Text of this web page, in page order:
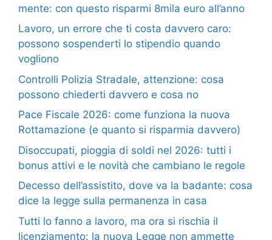
mente: con questo risparmi 8mila euro all’anno
Lavoro, un errore che ti costa davvero caro:
possono sospenderti lo stipendio quando
vogliono
Controlli Polizia Stradale, attenzione: cosa
possono chiederti davvero e cosa no
Pace Fiscale 2026: come funziona la nuova
Rottamazione (e quanto si risparmia davvero)
Disoccupati, pioggia di soldi nel 2026: tutti i
bonus attivi e le novità che cambiano le regole
Decesso dell’assistito, dove va la badante: cosa
dice la legge sulla permanenza in casa
Tutti lo fanno a lavoro, ma ora si rischia il
licenziamento: la nuova Legge non ammette